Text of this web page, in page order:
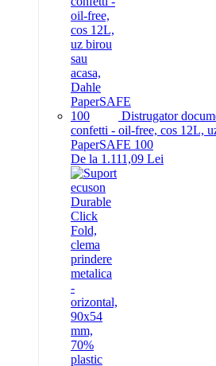
Distrugator
confetti - oil-free, cos 12L,
PaperSAFE 100
De la 1.111,09 Lei